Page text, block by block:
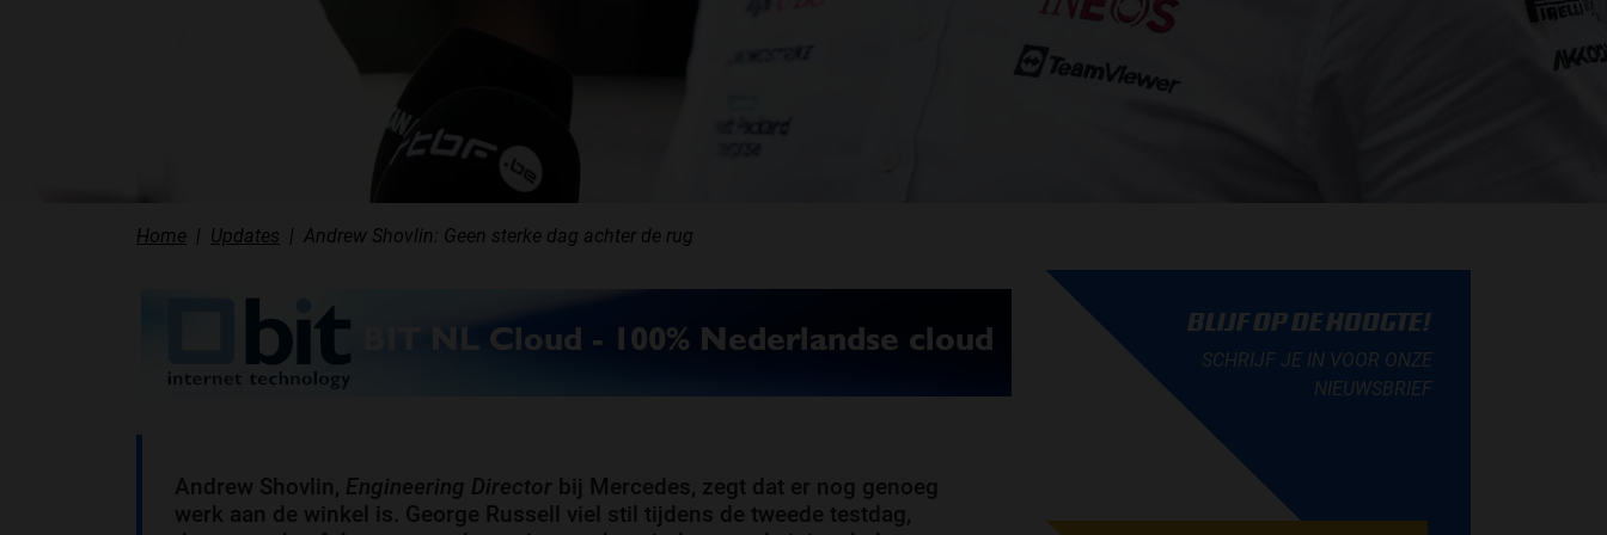
Home Updates Andrew Shovlin: Geen sterke dag achter de rug
Andrew Shovlin, Engineering Director bij Mercedes, zegt dat er nog genoeg
werk aan de winkel is. George Russell viel stil tijdens de tweede testdag,
BLIJF OP DE HOOGTE!
SCHRIJF JE IN VOOR ONZE
NIEUWSBRIEF